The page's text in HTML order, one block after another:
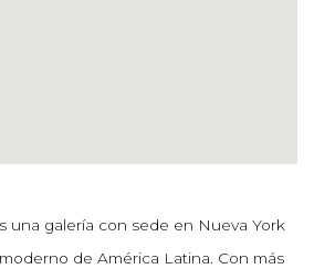
una galería con sede en Nueva York
de América Latina. Con más